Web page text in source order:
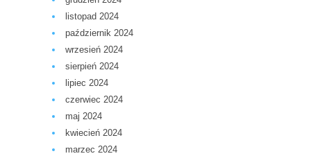
listopad 2024
październik 2024
wrzesień 2024
sierpień 2024
lipiec 2024
czerwiec 2024
maj 2024
kwiecień 2024
marzec 2024